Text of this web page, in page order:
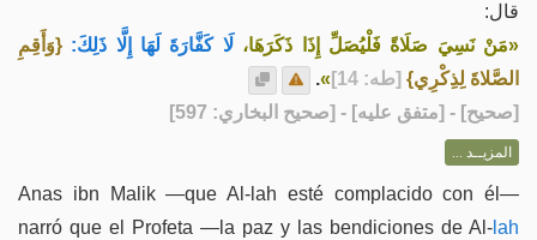
قال:
«مَنْ نَسِيَ صَلَاةً فَلْيُصَلِّ إِذَا ذَكَرَهَا، لَا كَفَّارَةَ لَهَا إِلَّا ذَلِكَ: {وَأَقِمِ
الصَّلاةَ لِذِكْرِي} [طه: 14] »
.
[صحيح] - [متفق عليه] - [صحيح البخاري: 597]
المزيــد ...
Anas ibn Malik —que Al-lah esté complacido con él—
narró que el Profeta —la paz y las bendiciones de Al- lah